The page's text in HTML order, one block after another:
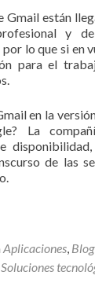
Gmail están
y
lo que si en
para el
en la
La
de las
Aplicaciones, Blog
Soluciones